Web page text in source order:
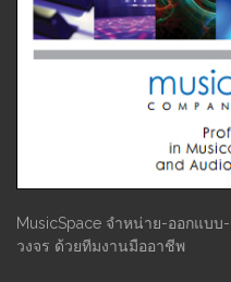
MusicSpace จำหน่าย-ออกแบ
วงจร ด้วยทีมงานมืออาชีพ